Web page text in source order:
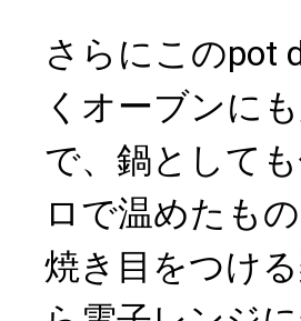
さらにこのpot
くオーブンに
で、鍋として
ロで温めたも
焼き目をつけ